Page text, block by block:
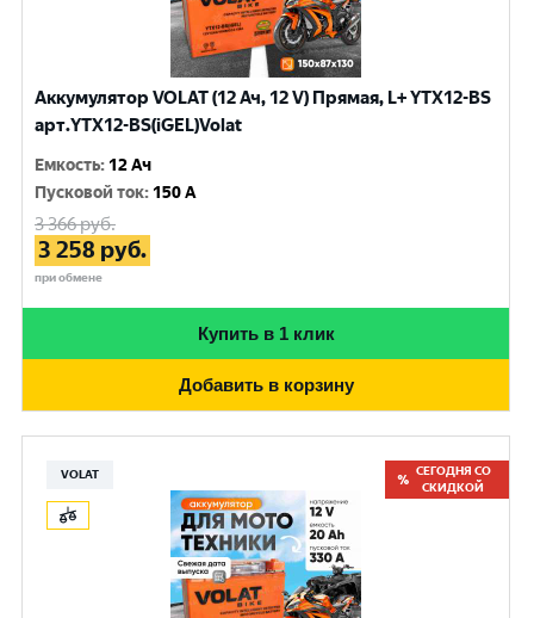
Аккумулятор VOLAT (12 Ач, 12 V) Прямая, L+ YTX12-BS
арт.YTX12-BS(iGEL)Volat
Емкость: 12 Ач
Пусковой ток: 150 A
3 366руб.
3 258 руб.
при обмене
Купить в 1 клик
Добавить в корзину
VOLAT
СЕГОДНЯ СО
СКИДКОЙ